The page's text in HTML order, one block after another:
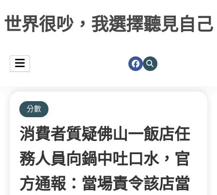
世界很吵，我選擇聽見自己
分數
消費者質疑佛山一飯店任
務人員向鍋中吐口水，官
方通報：當場責令該店當